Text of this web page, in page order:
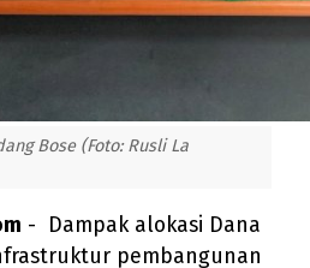
Bose (Foto: Rusli La
- Dampak alokasi Dana
pembangunan